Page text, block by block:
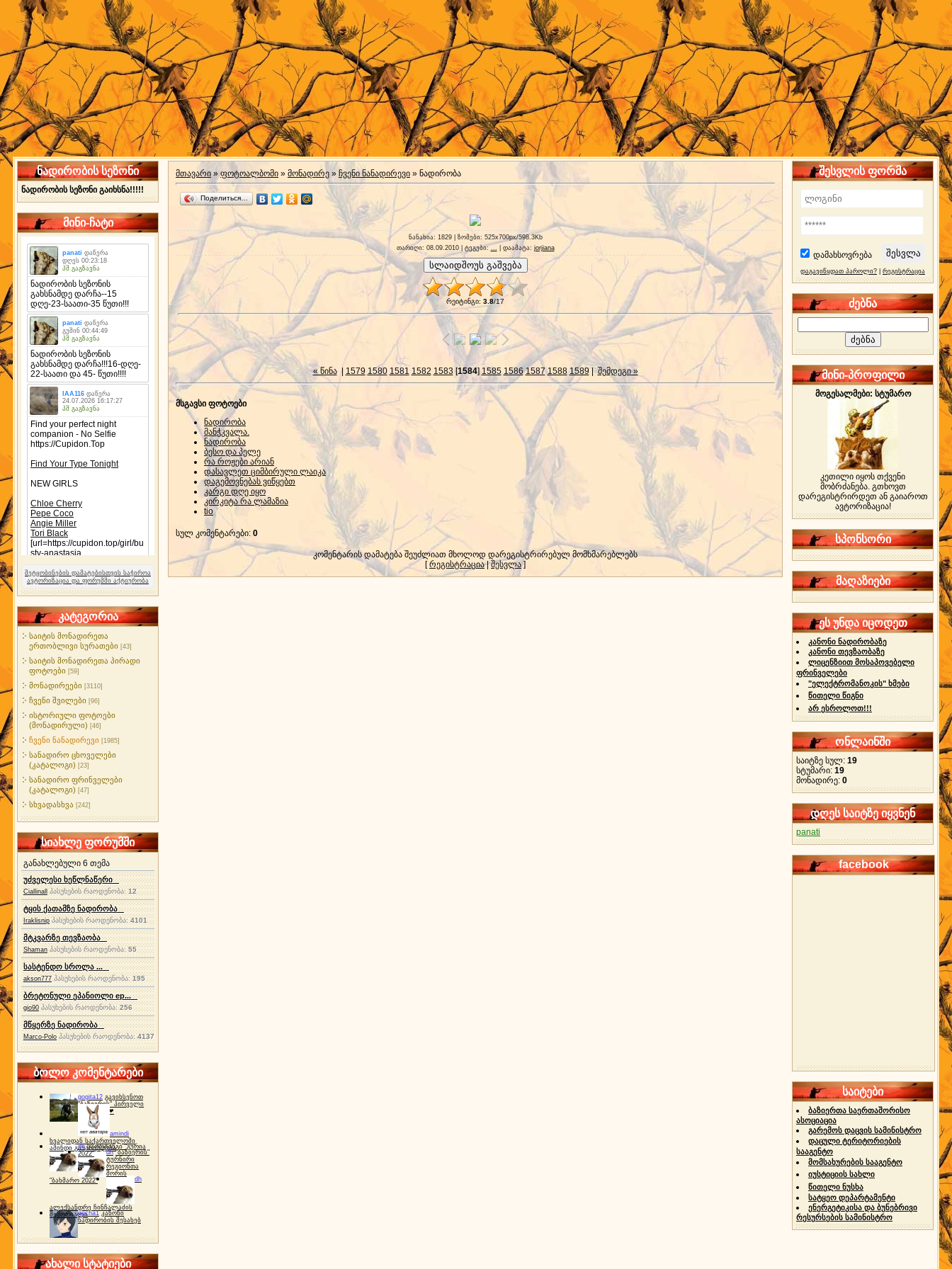
ნადირობის სეზონი
ნადირობის სეზონი გაიხსნა!!!!!
მინი-ჩატი
შეტყობინების დამატებისთვის საჭიროა
ავტორიზაცია და ფორუმში აქტიურობა
კატეგორია
საიტის მონადირეთა
ერთობლივი სურათები [43]
საიტის მონადირეთა პირადი
ფოტოები [59]
მონადირეები [3110]
ჩვენი შვილები [96]
ისტორიული ფოტოები
(მონადირული) [46]
ჩვენი ნანადირევი [1985]
სანადირო ცხოველები
(კატალოგი) [23]
სანადირო ფრინველები
(კატალოგი) [47]
სხვადასხვა [242]
სიახლე ფორუმში
განახლებული 6 თემა
უძველესი ხეწლნაწერი
Ciallinall პასუხების რაოდენობა:12
ტყის ქათამზე ნადირობა
Iraklisnip პასუხების რაოდენობა: 4101
მტკვარზე თევზაობა
Shaman პასუხების რაოდენობა:55
სასტენდო სროლა ...
akson777 პასუხების რაოდენობა:195
ბრეტონული ეპანიოლი ep...
gio90 პასუხების რაოდენობა:256
მწყერზე ნადირობა
Marco-Polo პასუხების რაოდენობა:4137
ბოლო კომენტარები
gogita12 გავიხსენოთ
"ბაზიერის" პირველი
ტურნირი ❤
amindi
ხვალიდან საქართველოში
ამინდი გაუარესდება
dh სპორტინგი "გურია
2022"
dh "ბაზიერის"
ტურნირი
რეგიონთა
შორის
"ბახმარო 2022"
dh
ალექსანდრე ჩინჩალაძის
მემორიალიgocha1 კანონი
ნადირობის შესახებ
ახალი სტატიები
მთავარი » ფოტოალბომი » მონადირე » ჩვენი ნანადირევი » ნადირობა
Поделиться…
ნანახია: 1829 | ზომები: 525x700px/598.3Kb
თარიღი: 08.09.2010 | ტეგები: ... დაამატა: jorjiana
რეიტინგი: 3.8/17
« წინა| 1579 1580 1581 1582 1583[1584] 1585 1586 1587 1588 1589|შემდეგი »
მსგავსი ფოტოები
ნადირობა
მანჭკვალა.
ნადირობა
ბესო და პელე
რა როჟები არიან
დასავლეთ ციმბირული ლაიკა
დაგემოვნებას ვიწყებთ
კარგი დღე იყო
კირკიტა რა ლამაზია
tio
სულ კომენტარები: 0
კომენტარის დამატება შეუძლიათ მხოლოდ დარეგისტრირებულ მომხმარებლებს
[რეგისტრაცია|შესვლა]
შესვლის ფორმა
დამახსოვრება
დაგავიწყდათ პაროლი? რეგისტრაცია
ძებნა
მინი-პროფილი
მოგესალმები: სტუმარო
კეთილი იყოს თქვენი
მობრძანება. გთხოვთ
დარეგისტრირდეთ ან გაიაროთ
ავტორიზაცია!
სპონსორი
მაღაზიები
ეს უნდა იცოდეთ
კანონი ნადირობაზე
კანონი თევზაობაზე
ლიცენზიით მოსაპოვებელი
ფრინველები
"ელექტრომანოკის" ხმები
წითელი წიგნი
არ ესროლოთ!!!
ონლაინში
საიტზე სულ: 19
სტუმარი: 19
მონადირე: 0
დღეს საიტზე იყვნენ
panati
facebook
საიტები
ბაზიერთა საერთაშორისო
ასოციაცია
გარემოს დაცვის სამინისტრო
დაცული ტერიტორიების
სააგენტო
მომსახურების სააგენტო
იუსტიციის სახლი
წითელი ნუსხა
სატყეო დეპარტამენტი
ენერგეტიკისა და ბუნებრივი
რესურსების სამინისტრო